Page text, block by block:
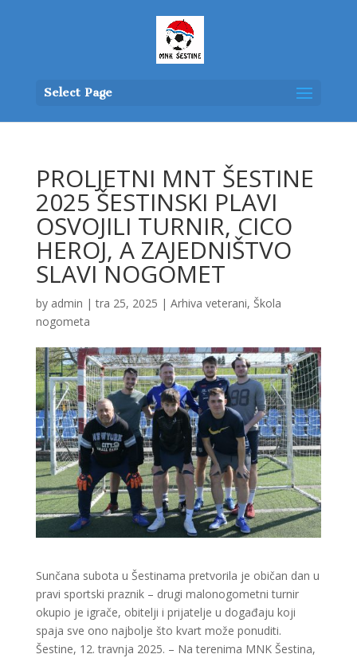
Select Page
PROLJETNI MNT ŠESTINE
2025 ŠESTINSKI PLAVI
OSVOJILI TURNIR, CICO
HEROJ, A ZAJEDNIŠTVO
SLAVI NOGOMET
by admin |tra 25, 2025 | Arhiva veterani, Škola
nogometa
Sunčana subota u Šestinama pretvorila je običan dan u
pravi sportski praznik – drugi malonogometni turnir
okupio je igrače, obitelji i prijatelje u događaju koji
spaja sve ono najbolje što kvart može ponuditi.
Šestine, 12. travnja 2025. – Na terenima MNK Šestina,